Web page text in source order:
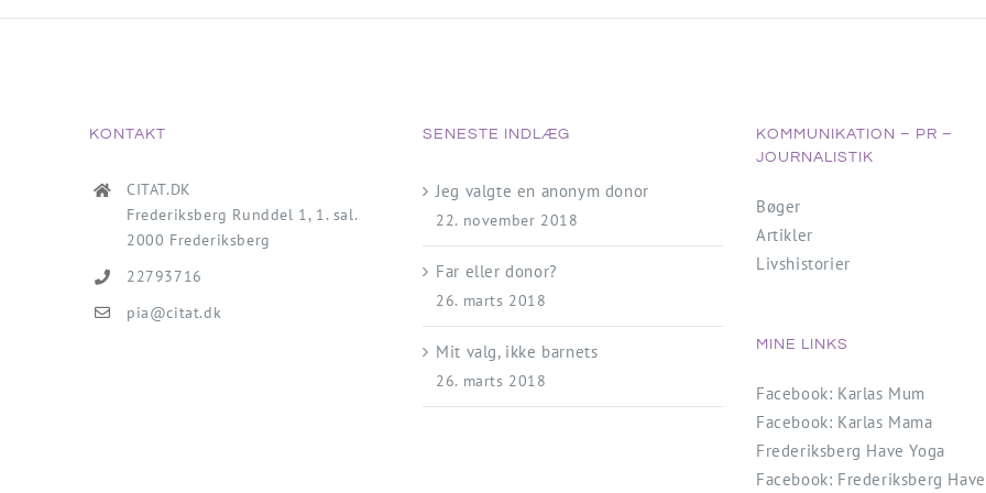
KONTAKT
CITAT.DK
Frederiksberg Runddel 1, 1. sal.
2000 Frederiksberg
22793716
pia@citat.dk
SENESTE INDLÆG
Jeg valgte en anonym donor
22. november 2018
Far eller donor?
26. marts 2018
Mit valg, ikke barnets
26. marts 2018
KOMMUNIKATION – PR –
JOURNALISTIK
Bøger
Artikler
Livshistorier
MINE LINKS
Facebook: Karlas Mum
Facebook: Karlas Mama
Frederiksberg Have Yoga
Facebook: Frederiksberg